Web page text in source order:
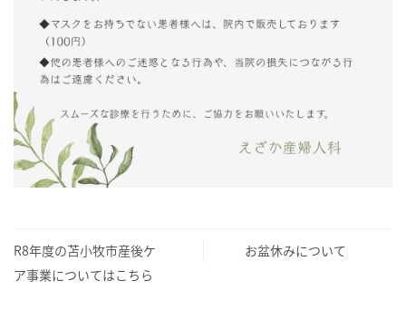
R8年度の苫小牧市産後ケ
ア事業についてはこちら
お盆休みについて